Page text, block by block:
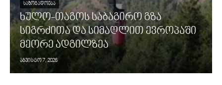
ᲡᲐᲖᲝᲒᲐᲓᲝᲔᲑᲐ
ხულო-თაგოს საბაგირო გზა
სიგრძითა და სიმაღლით ევროპაში
მეორე ადგილზეა
აგვისტო 7, 2026